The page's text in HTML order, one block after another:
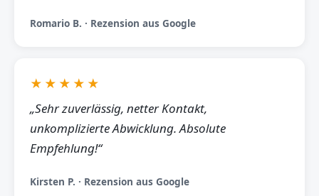
Romario B. · Rezension aus Google
★★★★★
„Sehr zuverlässig, netter Kontakt,
unkomplizierte Abwicklung. Absolute
Empfehlung!“
Kirsten P. · Rezension aus Google